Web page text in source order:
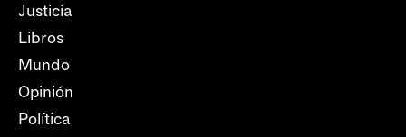
Justicia
Libros
Mundo
Opinión
Política